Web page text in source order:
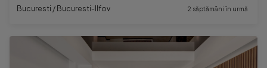
Bucuresti / Bucuresti-Ilfov 2 săptămâni în urmă